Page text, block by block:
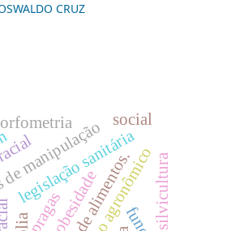
CRUZ
manipulação
legislação sanitária
pragas silvicultura
obesidade
social